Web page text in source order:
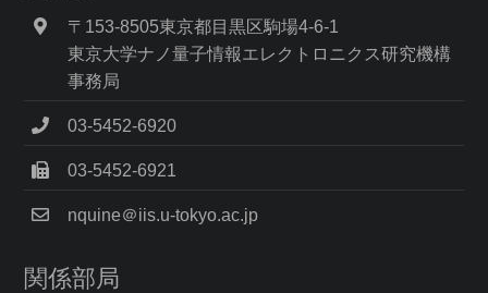
〒153-8505東京都目黒区駒場4-6-1
東京大学ナノ量子情報エレクトロニクス研究機構
事務局
03-5452-6920
03-5452-6921
nquine＠iis.u-tokyo.ac.jp
関係部局